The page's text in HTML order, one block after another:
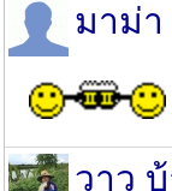
มาม่า
วาว